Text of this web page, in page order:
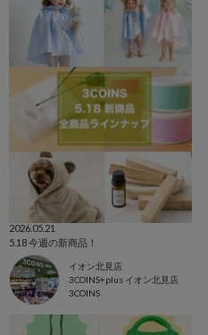
2026.05.21
5.18 今週の新商品！
イオン北見店
3COINS+plus イオン北見店
3COINS